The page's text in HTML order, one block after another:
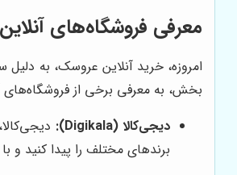
معرفی فروشگاه‌های
امروزه، خرید آنلاین عروسک، به
بخش، به معرفی برخی از فروشگاه‌های
دیجی‌کالا (Digikala):
برندهای مختلف را پیدا کنید و